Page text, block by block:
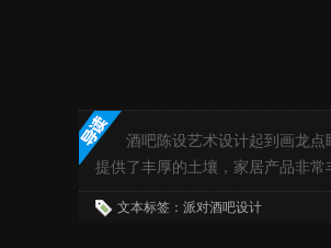
酒吧陈设艺术设计起到画龙
提供了丰厚的土壤，家居产品非常
文本标签：派对酒吧设计